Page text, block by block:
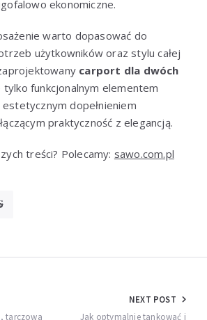
ekonomiczne.
warto dopasować do
użytkowników oraz stylu całej
carport dla dwóch
tylko funkcjonalnym elementem
dopełnieniem
praktyczność z elegancją.
treści? Polecamy: sawo.com.pl
tarczowa
NEXT POST
Jak optymalnie tankować i